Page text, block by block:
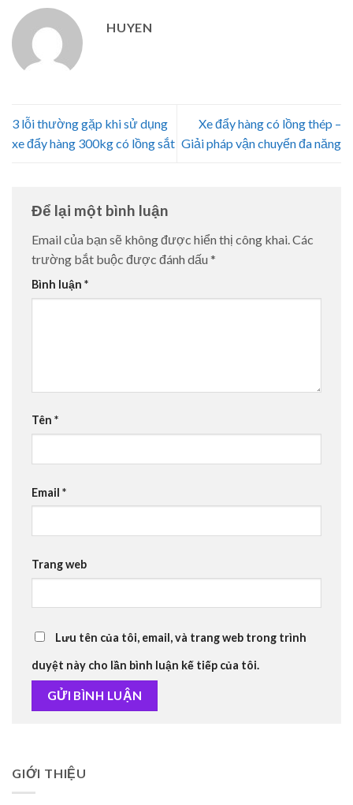
HUYEN
3 lỗi thường gặp khi sử dụng
xe đẩy hàng 300kg có lồng sắt
Xe đẩy hàng có lồng thép –
Giải pháp vận chuyển đa năng
Để lại một bình luận
Email của bạn sẽ không được hiển thị công khai.Các
trường bắt buộc được đánh dấu *
Bình luận *
Tên *
Email *
Trang web
Lưu tên của tôi, email, và trang web trong trình
duyệt này cho lần bình luận kế tiếp của tôi.
GIỚI THIỆU